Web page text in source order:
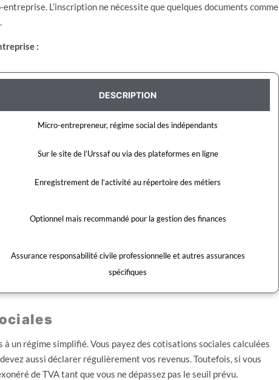
L’inscription ne nécessite que quelques documents comme
:
DESCRIPTION
Micro-entrepreneur, régime social des indépendants
Sur le site de l’Urssaf ou via des plateformes en ligne
Enregistrement de l’activité au répertoire des métiers
Optionnel mais recommandé pour la gestion des finances
Assurance responsabilité civile professionnelle et autres assurances
spécifiques
un régime simplifié. Vous payez des cotisations sociales calculées
aussi déclarer régulièrement vos revenus. Toutefois, si vous
de TVA tant que vous ne dépassez pas le seuil prévu.